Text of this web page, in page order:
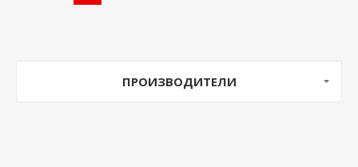
ПРОИЗВОДИТЕЛИ